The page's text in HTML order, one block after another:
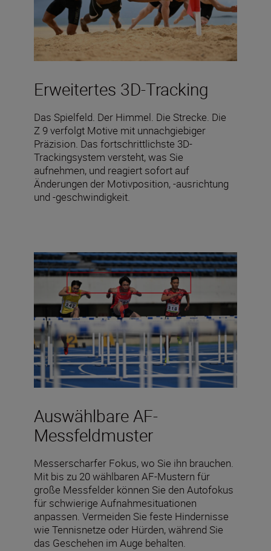
Erweitertes 3D-Tracking
Das Spielfeld. Der Himmel. Die Strecke. Die
Z 9 verfolgt Motive mit unnachgiebiger
Präzision. Das fortschrittlichste 3D-
Trackingsystem versteht, was Sie
aufnehmen, und reagiert sofort auf
Änderungen der Motivposition, -ausrichtung
und -geschwindigkeit.
Auswählbare AF-
Messfeldmuster
Messerscharfer Fokus, wo Sie ihn brauchen.
Mit bis zu 20 wählbaren AF-Mustern für
große Messfelder können Sie den Autofokus
für schwierige Aufnahmesituationen
anpassen. Vermeiden Sie feste Hindernisse
wie Tennisnetze oder Hürden, während Sie
das Geschehen im Auge behalten.